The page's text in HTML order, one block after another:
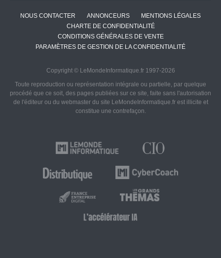
NOUS CONTACTER ANNONCEURS
MENTIONS LÉGALES
CHARTE DE CONFIDENTIALITÉ
CONDITIONS GÉNÉRALES DE VENTE
PARAMÈTRES DE GESTION DE LA CONFIDENTIALITÉ
Copyright © LeMondeInformatique.fr 1997-2026
Toute reproduction ou représentation intégrale ou partielle, par quelque
procédé que ce soit, des pages publiées sur ce site, faite sans l'autorisation
de l'éditeur ou du webmaster du site LeMondeInformatique.fr est illicite et
constitue une contrefaçon.